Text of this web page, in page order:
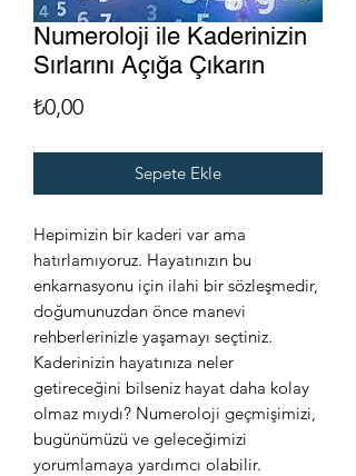
Numeroloji ile Kaderinizin
Sırlarını Açığa Çıkarın
₺0,00Fiyat
Sepete Ekle
Hepimizin bir kaderi var ama
hatırlamıyoruz. Hayatınızın bu
enkarnasyonu için ilahi bir sözleşmedir,
doğumunuzdan önce manevi
rehberlerinizle yaşamayı seçtiniz.
Kaderinizin hayatınıza neler
getireceğini bilseniz hayat daha kolay
olmaz mıydı? Numeroloji geçmişimizi,
bugünümüzü ve geleceğimizi
yorumlamaya yardımcı olabilir.